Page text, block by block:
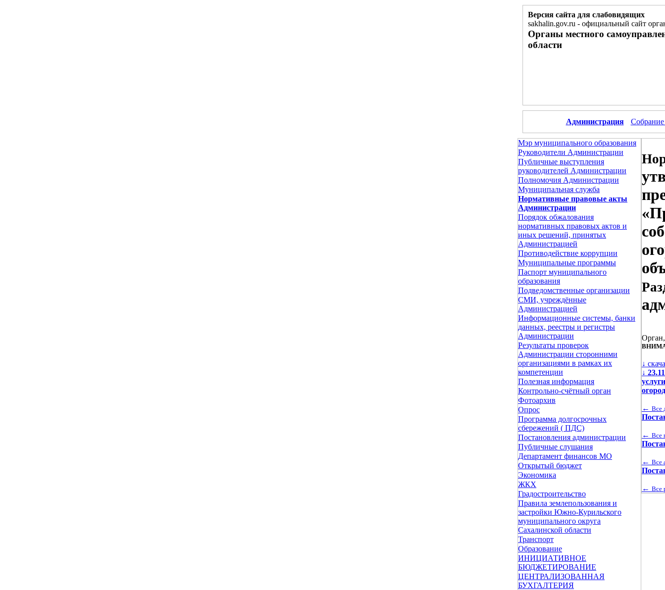
Версия сайта для слабовидящих
sakhalin.gov.ru - официальный сайт
Органы местного
области
Администрация Собрание
Мэр муниципального образования
Руководители Администрации
Публичные выступления
руководителей Администрации
Полномочия Администрации
Муниципальная служба
Нормативные правовые акты
Администрации
Порядок обжалования
нормативных правовых актов и
иных решений, принятых
Администрацией
Противодействие коррупции
Муниципальные программы
Паспорт муниципального
образования
Подведомственные организации
СМИ, учреждённые
Администрацией
Информационные системы, банки
данных, реестры и регистры
Администрации
Результаты проверок
Администрации сторонними
организациями в рамках их
компетенции
Полезная информация
Контрольно-счётный орган
Фотоархив
Опрос
Программа долгосрочных
сбережений ( ПДС)
Постановления администрации
Публичные слушания
Департамент финансов МО
Открытый бюджет
Экономика
ЖКХ
Градостроительство
Правила землепользования и
застройки Южно-Курильского
муниципального округа
Сахалинской области
Транспорт
Образование
ИНИЦИАТИВНОЕ
БЮДЖЕТИРОВАНИЕ
ЦЕНТРАЛИЗОВАННАЯ
БУХГАЛТЕРИЯ
↓
↓
← Все
← Все
← Все
← Все